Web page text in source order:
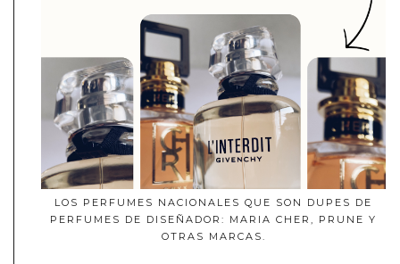
LOS PERFUMES NACIONALES QUE SON DUPES DE
PERFUMES DE DISEÑADOR: MARIA CHER, PRUNE Y
OTRAS MARCAS.